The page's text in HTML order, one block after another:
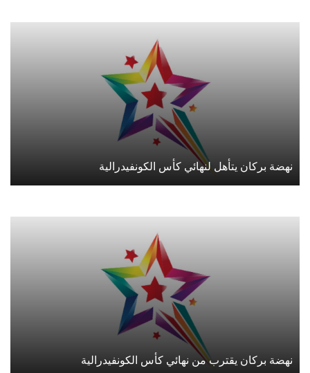
نهضة بركان يتأهل لنهائي كأس الكونفيدرالية
نهضة بركان يقترب من نهائي كأس الكونفيدرالية